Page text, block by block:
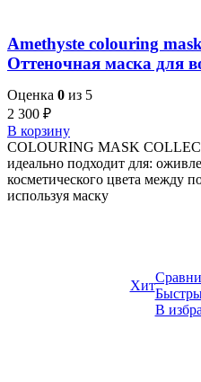
Amethyste colouring
Оттеночная маска для
Оценка 0 из 5
2 300 ₽
В корзину
COLOURING MASK
идеально подходит для:
косметического цвета между
используя маску
Хит
В